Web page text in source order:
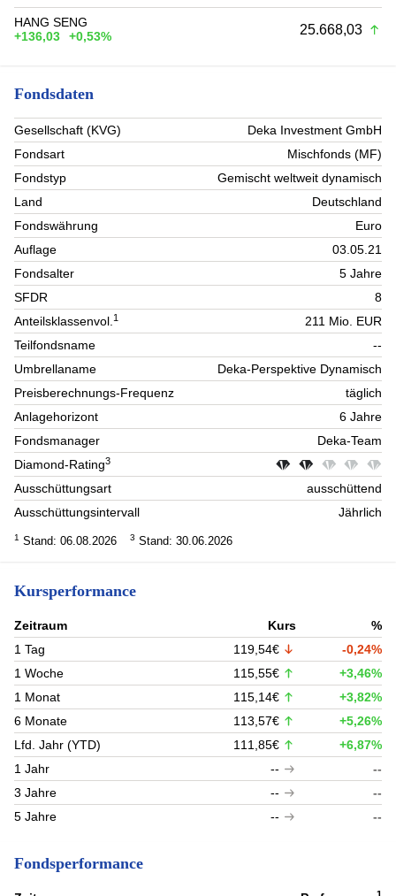
HANG SENG
+136,03
+0,53% 25.668,03
Fondsdaten
Gesellschaft (KVG)
Deka Investment GmbH
Fondsart
Mischfonds (MF)
Fondstyp
Gemischt weltweit dynamisch
Land
Deutschland
Fondswährung
Euro
Auflage
03.05.21
Fondsalter
5 Jahre
SFDR
8
Anteilsklassenvol.1
211 Mio. EUR
Teilfondsname
--
Umbrellaname
Deka-Perspektive Dynamisch
Preisberechnungs-Frequenz
täglich
Anlagehorizont
6 Jahre
Fondsmanager
Deka-Team
Diamond-Rating3
Ausschüttungsart
ausschüttend
Ausschüttungsintervall
Jährlich
1 Stand: 06.08.2026 3 Stand: 30.06.2026
Kursperformance
Zeitraum Kurs
%
1 Tag
119,54€
-0,24%
1 Woche
115,55€
+3,46%
1 Monat
115,14€
+3,82%
6 Monate
113,57€
+5,26%
Lfd. Jahr (YTD)
111,85€
+6,87%
1 Jahr
--
--
3 Jahre
--
--
5 Jahre
-- --
Fondsperformance
1